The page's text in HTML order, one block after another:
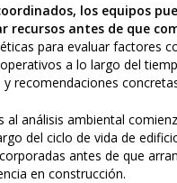
los equipos
antes de que
para evaluar factores
a lo largo del
recomendaciones
al análisis ambiental
del ciclo de vida de
antes de que
en construcción.